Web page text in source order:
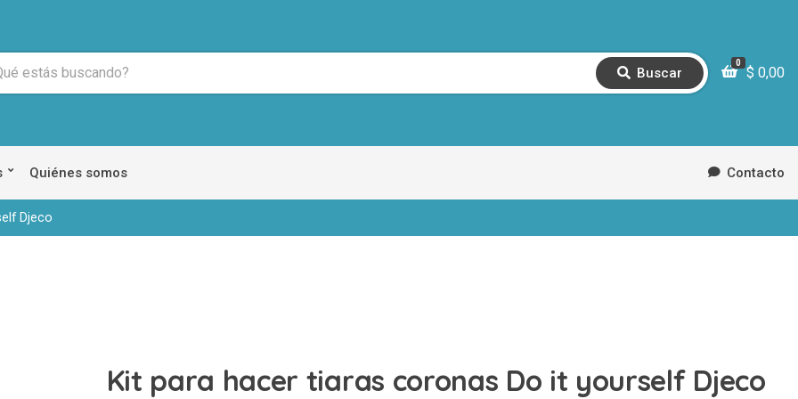
B
u
a
Buscar
0
$ 0,00
Quiénes somos Contacto
Djeco
Kit para hacer tiaras coronas Do it yourself Djeco